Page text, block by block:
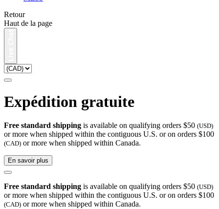
Retour
Haut de la page
Expédition gratuite
Free standard shipping is available on qualifying orders $50 (USD)
or more when shipped within the contiguous U.S. or on orders $100
(CAD) or more when shipped within Canada.
En savoir plus
Free standard shipping is available on qualifying orders $50 (USD)
or more when shipped within the contiguous U.S. or on orders $100
(CAD) or more when shipped within Canada.